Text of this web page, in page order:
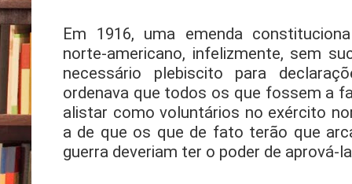
Em 1916, uma emenda
norte-americano, infelizmente, sem
necessário plebiscito para
ordenava que todos os que fossem a
alistar como voluntários no exército
a de que os que de fato terão que
guerra deveriam ter o poder de aprová-